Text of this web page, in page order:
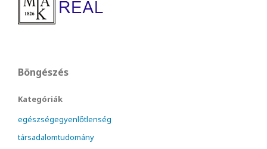
Böngészés
Kategóriák
egészségegyenlőtlenség
társadalomtudomány